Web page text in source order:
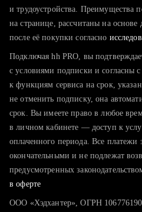
тратите много времени на
хотите сравнить себя с
и трудоустройства. Преимущества
на странице, рассчитаны на
после её покупки согласно
Подключая hh PRO, вы
с условиями подписки и согласны
к функциям сервиса на срок,
не отменить подписку, она
срок. Вы имеете право в любое
в личном кабинете — доступ к
оплаченного периода. Все платежи
окончательными и не подлежат
предусмотренных
в оферте
ООО «Хэдхантер», ОГРН